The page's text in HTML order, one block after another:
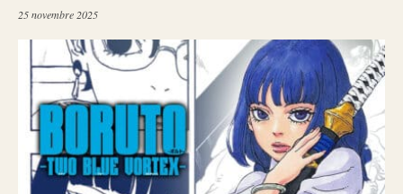
25 novembre 2025